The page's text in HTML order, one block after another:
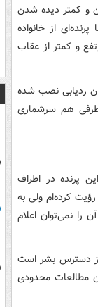
و کمتر دیده شدن
از خانواده
و کمتر از عقاب
ردیابی نصب شده
هم سرشماری
پرنده در اطراف
کرده‌ام ولی به
را نمی‌توان اعلام
از دسترس بشر است
مطالعات محدودی